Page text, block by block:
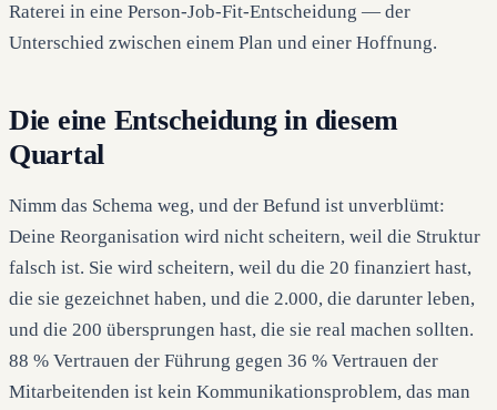
Raterei in eine Person-Job-Fit-Entscheidung — der
Unterschied zwischen einem Plan und einer Hoffnung.
Die eine Entscheidung in diesem
Quartal
Nimm das Schema weg, und der Befund ist unverblümt:
Deine Reorganisation wird nicht scheitern, weil die Struktur
falsch ist. Sie wird scheitern, weil du die 20 finanziert hast,
die sie gezeichnet haben, und die 2.000, die darunter leben,
und die 200 übersprungen hast, die sie real machen sollten.
88 % Vertrauen der Führung gegen 36 % Vertrauen der
Mitarbeitenden ist kein Kommunikationsproblem, das man